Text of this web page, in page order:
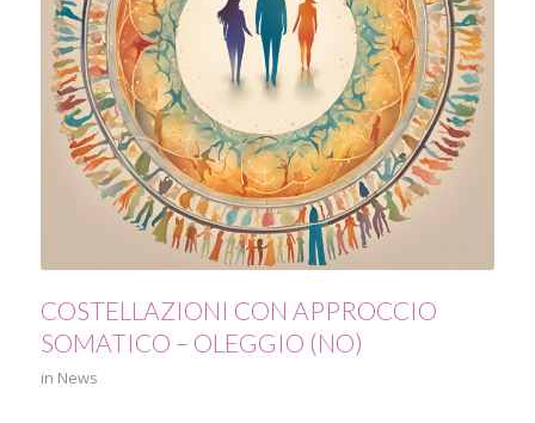
COSTELLAZIONI CON APPROCCIO
SOMATICO – OLEGGIO (NO)
in News